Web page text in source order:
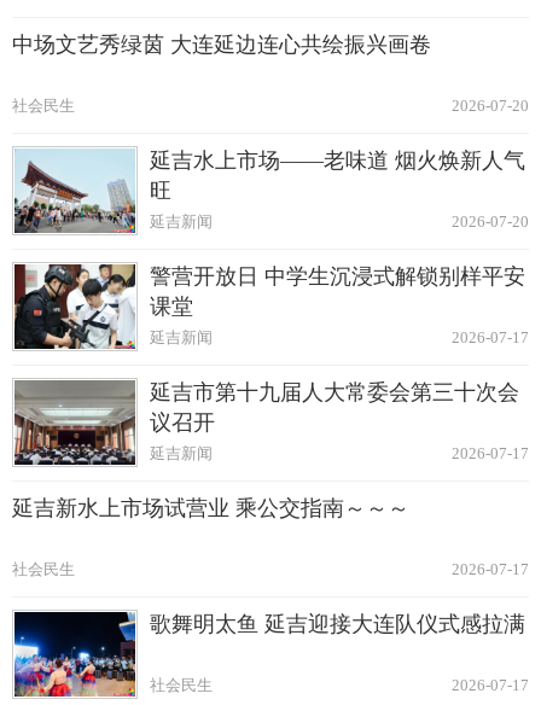
中场文艺秀绿茵 大连延边连心共绘振兴画卷
2026-07-20
社会民生
延吉水上市场——老味道 烟火焕新人气
旺
2026-07-20
延吉新闻
警营开放日 中学生沉浸式解锁别样平安
课堂
2026-07-17
延吉新闻
延吉市第十九届人大常委会第三十次会
议召开
2026-07-17
延吉新闻
延吉新水上市场试营业 乘公交指南～～～
2026-07-17
社会民生
歌舞明太鱼 延吉迎接大连队仪式感拉满
2026-07-17
社会民生